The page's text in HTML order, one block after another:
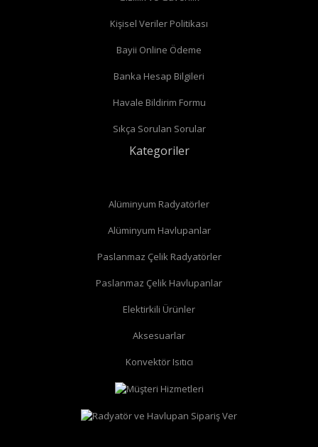
düz radyatör vanası
köşe radyatör vanası
Kişisel Veriler Politikası
Bayii Online Ödeme
Banka Hesap Bilgileri
Havale Bildirim Formu
Sıkça Sorulan Sorular
Kategoriler
Alüminyum Radyatörler
Alüminyum Havlupanlar
Paslanmaz Çelik Radyatörler
Paslanmaz Çelik Havlupanlar
Elektirkili Ürünler
Aksesuarlar
Konvektör Isıtıcı